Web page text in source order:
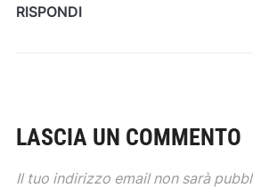
RISPONDI
LASCIA UN COMMENTO
Il tuo indirizzo email non sarà